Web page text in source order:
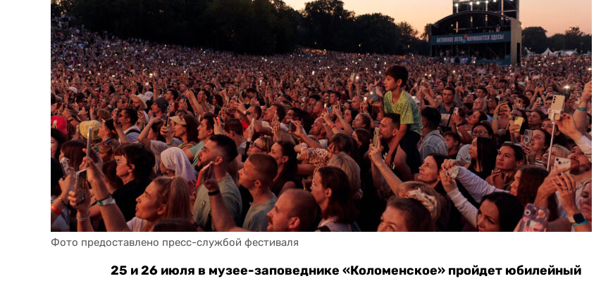
Фото предоставлено пресс-службой фестиваля
25 и 26 июля в музее-заповеднике «Коломенское» пройдет юбилейный